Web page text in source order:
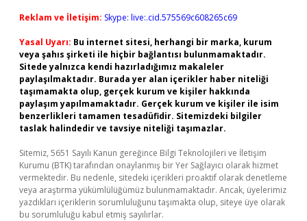
Reklam ve İletişim: Skype: live:.cid.575569c608265c69
Yasal Uyarı: Bu internet sitesi, herhangi bir marka, kurum
veya şahıs şirketi ile hiçbir bağlantısı bulunmamaktadır.
Sitede yalnızca kendi hazırladığımız makaleler
paylaşılmaktadır. Burada yer alan içerikler haber niteliği
taşımamakta olup, gerçek kurum ve kişiler hakkında
paylaşım yapılmamaktadır. Gerçek kurum ve kişiler ile isim
benzerlikleri tamamen tesadüfidir. Sitemizdeki bilgiler
taslak halindedir ve tavsiye niteliği taşımazlar.
Sitemiz, 5651 Sayılı Kanun gereğince Bilgi Teknolojileri ve İletişim
Kurumu (BTK) tarafından onaylanmış bir Yer Sağlayıcı olarak hizmet
vermektedir. Bu nedenle, sitedeki içerikleri proaktif olarak denetleme
veya araştırma yükümlülüğümüz bulunmamaktadır. Ancak, üyelerimiz
yazdıkları içeriklerin sorumluluğunu taşımakta olup, siteye üye olarak
bu sorumluluğu kabul etmiş sayılırlar.